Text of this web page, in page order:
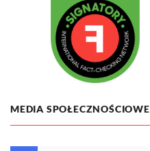
MEDIA SPOŁECZNOŚCIOWE